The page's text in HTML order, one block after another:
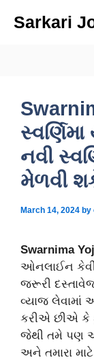
Sarkari
નવી
મેળવી
March 14, 2024 by
Swarnima
ઓનલાઈન કેવી
જરૂરી
વ્યાજ લેવામાં
કરીએ છીએ કે
જેથી તમે પણ
અને તમારા